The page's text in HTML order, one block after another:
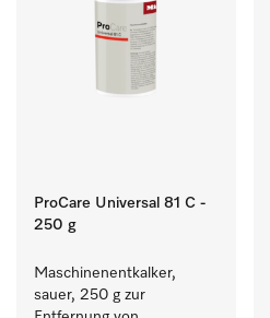
ProCare Universal 81 C -
250 g
Maschinenentkalker,
sauer, 250 g zur